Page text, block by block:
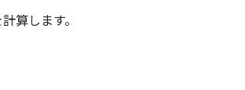
算します。